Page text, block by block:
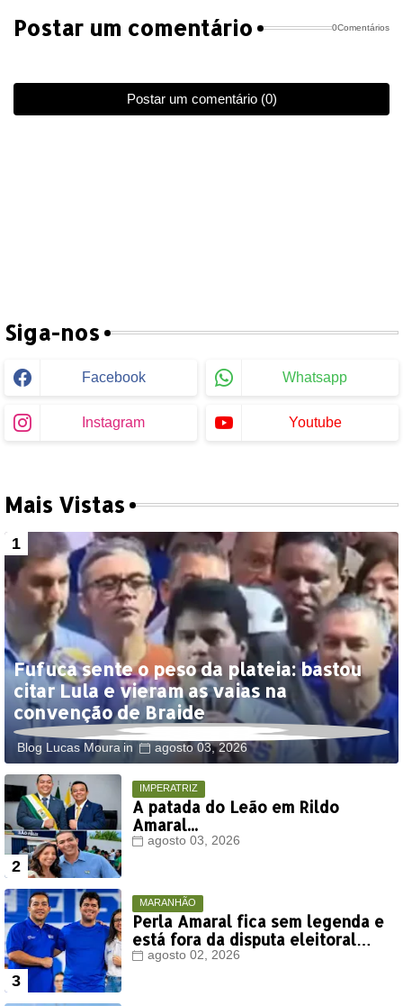
Postar um comentário 0Comentários
Postar um comentário (0)
Siga-nos
Facebook Whatsapp
Instagram Youtube
Mais Vistas
Fufuca sente o peso da plateia: bastou
citar Lula e vieram as vaias na
convenção de Braide
Blog Lucas Moura agosto 03, 2026
IMPERATRIZ
A patada do Leão em Rildo
Amaral...
agosto 03, 2026
MARANHÃO
Perla Amaral fica sem legenda e
está fora da disputa eleitoral
deste ano
agosto 02, 2026